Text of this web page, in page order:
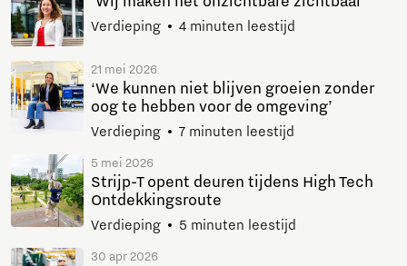
Verdieping 4 minuten leestijd
21 mei 2026
‘We kunnen niet blijven groeien zonder
oog te hebben voor de omgeving’
Verdieping 7 minuten leestijd
5 mei 2026
Strijp-T opent deuren tijdens High Tech
Ontdekkingsroute
Verdieping 5 minuten leestijd
30 apr 2026